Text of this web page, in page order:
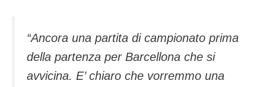
“Ancora una partita di campionato prima
della partenza per Barcellona che si
avvicina. E’ chiaro che vorremmo una